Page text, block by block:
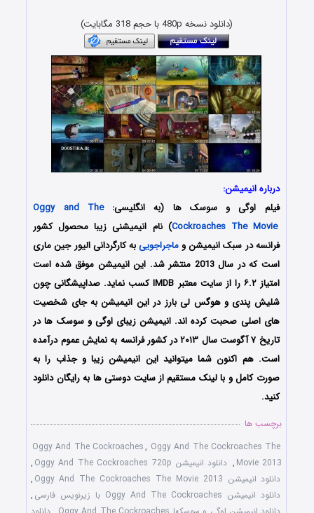
(دانلود نسخه 480p با حجم 318 مگابایت)
درباره انیمیشن:
فیلم اوگی و سوسک ها (به انگلیسی:Oggy and The
Cockroaches The Moviei
) نام انیمیشنی زیبا محصول کشور
فرانسه در سبک انیمیشن وماجراجوییبه کارگردانی الیور جین ماری
است که در سال 2013 منتشر شد. این انیمیشن موفق شده است
امتیاز ۶.۲ را از سایت معتبر IMDB کسب نماید. صداپیشگانی چون
شلیش پندی و هوگس لی بارز در این انیمیشن به جای شخصیت
های اصلی صحبت کرده اند. انیمیشن زیبای اوگی و سوسک ها در
تاریخ ۷ آگوست سال ۲۰۱۳ در کشور فرانسه به نمایش عموم درآمده
است. هم اکنون شما میتوانید این انیمیشن زیبا و جذاب را به
صورت کامل و با لینک مستقیم از سایت دوستی ها به رایگان دانلود
کنید.
برچسب ها
Oggy And The Cockroaches, Oggy And The Cockroaches The
Movie 2013
, دانلود انیمیشن Oggy And The Cockroaches 720p
,
دانلود انیمیشن Oggy And The Cockroaches The Movie 2013
,
دانلود انیمیشن Oggy And The Cockroaches با زیرنویس فارسی
,